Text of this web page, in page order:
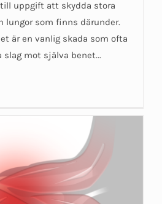
uppgift att skydda stora
lungor som finns därunder.
är en vanlig skada som ofta
mot själva benet...